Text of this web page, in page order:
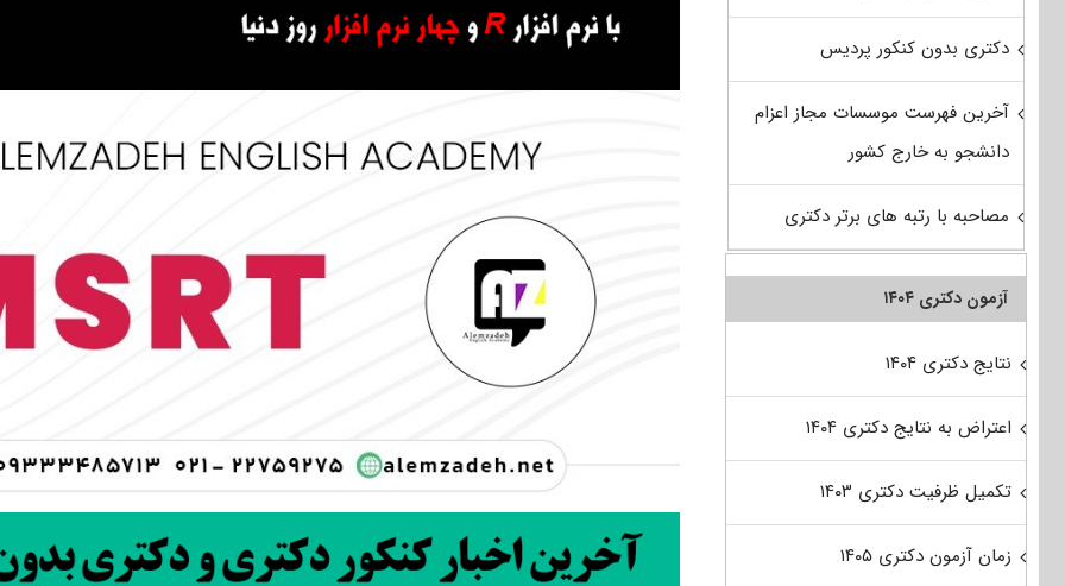
دکتری بدون کنکور پردیس
آخرین فهرست موسسات مجاز اعزام
دانشجو به خارج کشور
مصاحبه با رتبه های برتر دکتری
آزمون دکتری ۱۴۰۴
نتایج دکتری ۱۴۰۴
اعتراض به نتایج دکتری ۱۴۰۴
تکمیل ظرفیت دکتری ۱۴۰۳
زمان آزمون دکتری ۱۴۰۵